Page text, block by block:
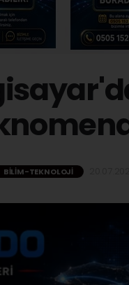
BILIM-TEKNOLOJI